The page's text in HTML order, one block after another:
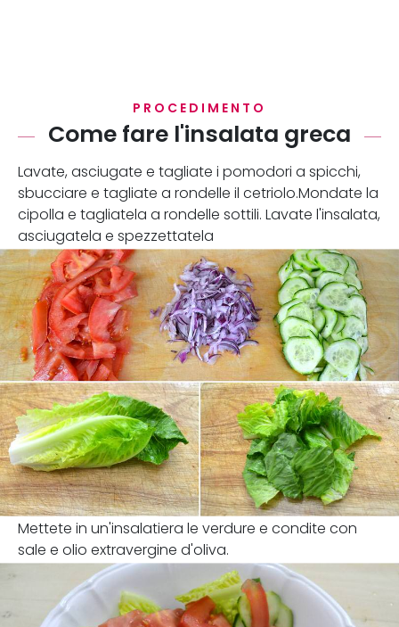
PROCEDIMENTO
Come fare l'insalata greca
Lavate, asciugate e tagliate i pomodori a spicchi,
sbucciare e tagliate a rondelle il cetriolo.Mondate la
cipolla e tagliatela a rondelle sottili. Lavate l'insalata,
asciugatela e spezzettatela
Mettete in un'insalatiera le verdure e condite con
sale e olio extravergine d'oliva.